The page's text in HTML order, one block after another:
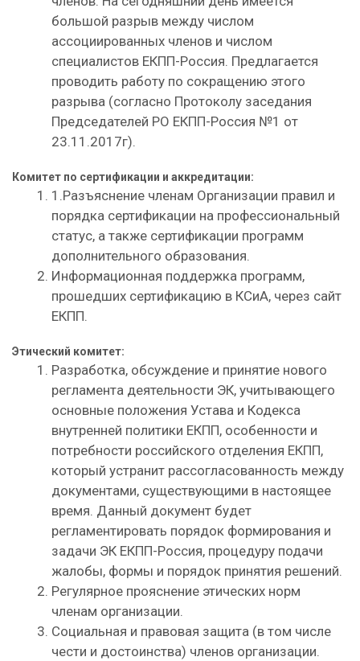
большой разрыв между числом
ассоциированных членов и числом
специалистов ЕКПП-Россия. Предлагается
проводить работу по сокращению этого
разрыва (согласно Протоколу заседания
Председателей РО ЕКПП-Россия №1 от
23.11.2017г).
Комитет по сертификации и аккредитации:
1.Разъяснение членам Организации правил и
порядка сертификации на профессиональный
статус, а также сертификации программ
дополнительного образования.
Информационная поддержка программ,
прошедших сертификацию в КСиА, через сайт
ЕКПП.
Этический комитет:
Разработка, обсуждение и принятие нового
регламента деятельности ЭК, учитывающего
основные положения Устава и Кодекса
внутренней политики ЕКПП, особенности и
потребности российского отделения ЕКПП,
который устранит рассогласованность между
документами, существующими в настоящее
время. Данный документ будет
регламентировать порядок формирования и
задачи ЭК ЕКПП-Россия, процедуру подачи
жалобы, формы и порядок принятия решений.
Регулярное прояснение этических норм
членам организации.
Социальная и правовая защита (в том числе
чести и достоинс­тва) членов организации.